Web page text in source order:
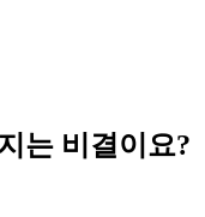
는 비결이요?